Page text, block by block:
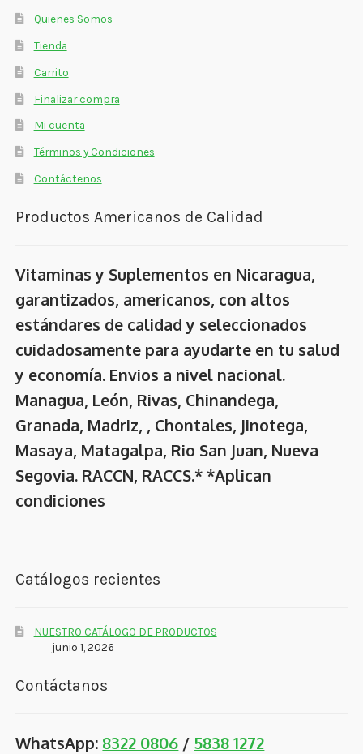
Quienes Somos
Tienda
Carrito
Finalizar compra
Mi cuenta
Términos y Condiciones
Contáctenos
Productos Americanos de Calidad
Vitaminas y Suplementos en Nicaragua,
garantizados, americanos, con altos
estándares de calidad y seleccionados
cuidadosamente para ayudarte en tu salud
y economía. Envios a nivel nacional.
Managua, León, Rivas, Chinandega,
Granada, Madriz, , Chontales, Jinotega,
Masaya, Matagalpa, Rio San Juan, Nueva
Segovia. RACCN, RACCS.* *Aplican
condiciones
Catálogos recientes
NUESTRO CATÁLOGO DE PRODUCTOS
junio 1, 2026
Contáctanos
WhatsApp: 8322 0806 / 5838 1272